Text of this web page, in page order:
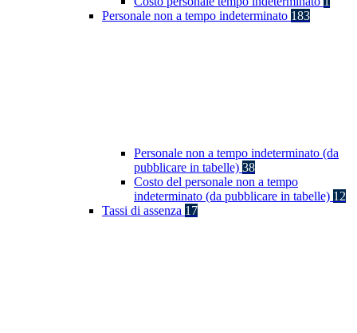
Personale non a tempo indeterminato 183
Personale non a tempo indeterminato (da
pubblicare in tabelle) 38
Costo del personale non a tempo
indeterminato (da pubblicare in tabelle) 12
Tassi di assenza 17